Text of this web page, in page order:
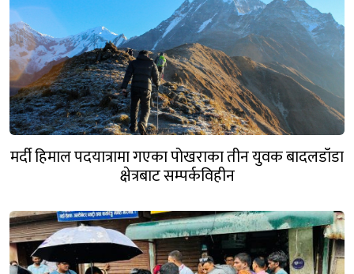
मर्दी हिमाल पदयात्रामा गएका पोखराका तीन युवक बादलडाँडा
क्षेत्रबाट सम्पर्कविहीन